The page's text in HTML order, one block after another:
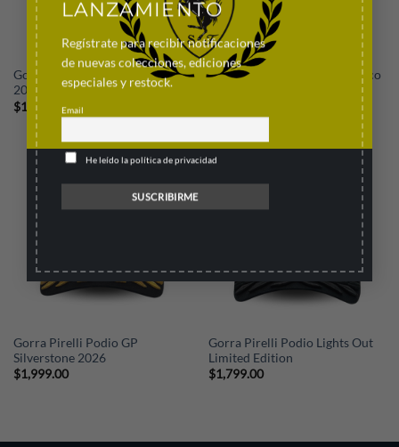
LANZAMIENTO
Regístrate para recibir notificaciones
de nuevas colecciones, ediciones
especiales y restock.
Email
He leído la política de privacidad
Gorra Pirelli Podio GP Miami
2026
$1,999.00
Gorra Pirelli Podio GP Mónaco
Gorra Pirelli Podio GP
Silverstone 2026
$1,999.00
Gorra Pirelli Podio Lights Out
Limited Edition
$1,799.00